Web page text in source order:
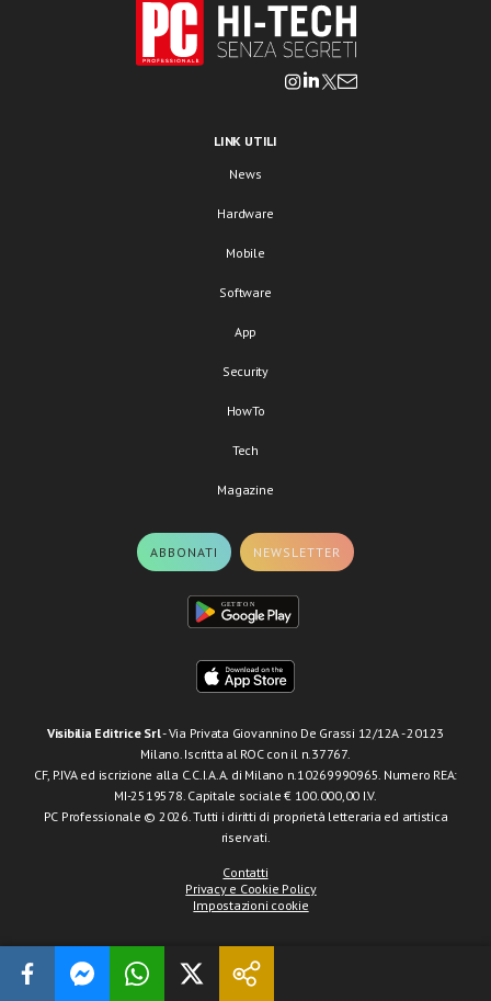
LINK UTILI
News
Hardware
Mobile
Software
App
Security
HowTo
Tech
Magazine
ABBONATI NEWSLETTER
Visibilia Editrice Srl- Via Privata Giovannino De Grassi 12/12A - 20123
Milano. Iscritta al ROC con il n.37767.
CF, P.IVA ed iscrizione alla C.C.I.A.A. di Milano n.10269990965. Numero REA:
MI-2519578. Capitale sociale € 100.000,00 I.V.
PC Professionale © 2026. Tutti i diritti di proprietà letteraria ed artistica
riservati.
Contatti
Privacy e Cookie Policy
Impostazioni cookie